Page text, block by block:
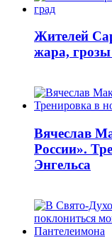
Жителей
жара,
Вячеслав
России».
Энгельса